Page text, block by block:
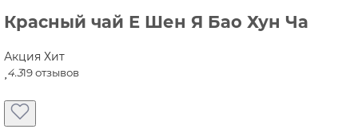
Красный чай Е Шен Я Бао Хун Ча
Акция Хит
4.319 отзывов